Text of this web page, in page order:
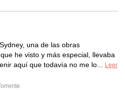
una de las obras
he visto y más especial, llevaba
aquí que todavía no me lo...
Leer